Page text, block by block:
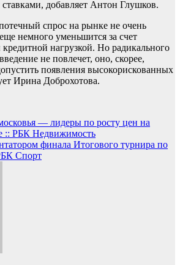
добавляет Антон Глушков.
спрос на рынке не очень
немного уменьшится за счет
нагрузкой. Но радикального
не повлечет, оно, скорее,
появления высокорискованных
Ирина Доброхотова.
— лидеры по росту цен на
:: РБК Недвижимость
финала Итогового турнира по
Спорт